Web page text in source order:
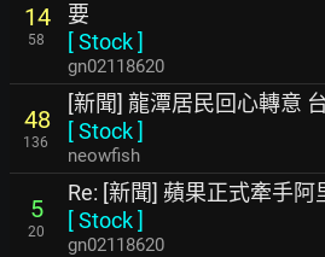
14
58
要
[Stock]
gn02118620
48
136
[新聞] 龍潭居民回心轉意
[Stock]
neowfish
5
20
Re: [新聞] 蘋果正式牽手
[Stock]
gn02118620